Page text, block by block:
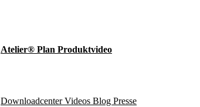
Atelier® Plan Produktvideo
Download­centerVideos Blog Presse